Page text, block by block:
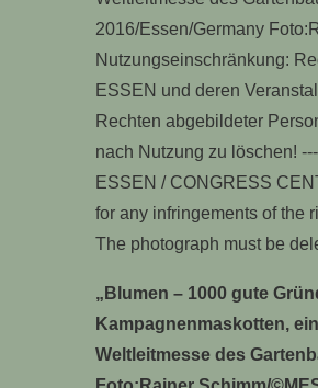
„Blumen – 1000 gute
Kampagnenmaskotten,
Weltleitmesse des